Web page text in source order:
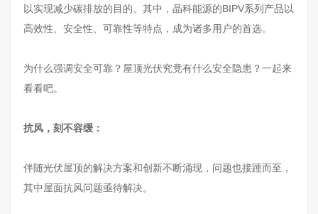
以实现减少碳排放的目的。其中，晶科能源的BIPV系列产品以
高效性、安全性、可靠性等特点，成为诸多用户的首选。
为什么强调安全可靠？屋顶光伏究竟有什么安全隐患？一起来
看看吧。
抗风，刻不容缓：
伴随光伏屋顶的解决方案和创新不断涌现，问题也接踵而至，
其中屋面抗风问题亟待解决。